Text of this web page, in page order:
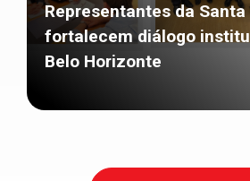
Representantes da Santa
fortalecem diálogo
Belo Horizonte